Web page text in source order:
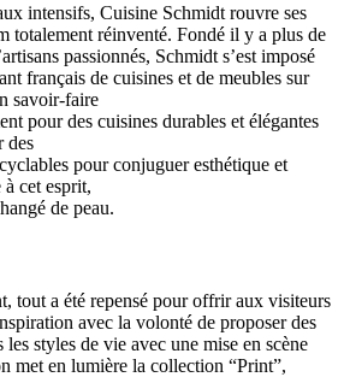
intensifs, Cuisine Schmidt rouvre ses
totalement réinventé. Fondé il y a plus de
passionnés, Schmidt s’est imposé
français de cuisines et de meubles sur
savoir-faire
pour des cuisines durables et élégantes
des
pour conjuguer esthétique et
cet esprit,
de peau.
tout a été repensé pour offrir aux visiteurs
avec la volonté de proposer des
les styles de vie avec une mise en scène
met en lumière la collection “Print”,